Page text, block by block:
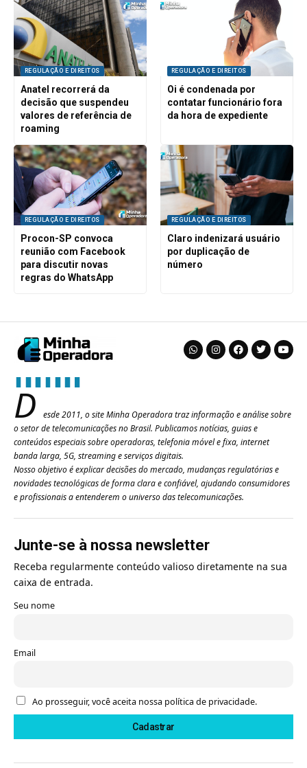
REGULAÇÃO E DIREITOS
Anatel recorrerá da
decisão que suspendeu
valores de referência de
roaming
REGULAÇÃO E DIREITOS
Oi é condenada por
contatar funcionário fora
da hora de expediente
REGULAÇÃO E DIREITOS
Procon-SP convoca
reunião com Facebook
para discutir novas
regras do WhatsApp
REGULAÇÃO E DIREITOS
Claro indenizará usuário
por duplicação de
número
D
esde 2011, o site Minha Operadora traz informação e análise sobre
o setor de telecomunicações no Brasil. Publicamos notícias, guias e
conteúdos especiais sobre operadoras, telefonia móvel e fixa, internet
banda larga, 5G, streaming e serviços digitais.
Nosso objetivo é explicar decisões do mercado, mudanças regulatórias e
novidades tecnológicas de forma clara e confiável, ajudando consumidores
e profissionais a entenderem o universo das telecomunicações.
Junte-se à nossa newsletter
Receba regularmente conteúdo valioso diretamente na sua
caixa de entrada.
Seu nome
Email
Ao prosseguir, você aceita nossa política de privacidade.